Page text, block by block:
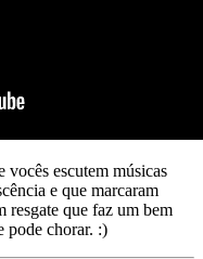
escutem músicas
e que marcaram
resgate que faz um bem
pode chorar. :)